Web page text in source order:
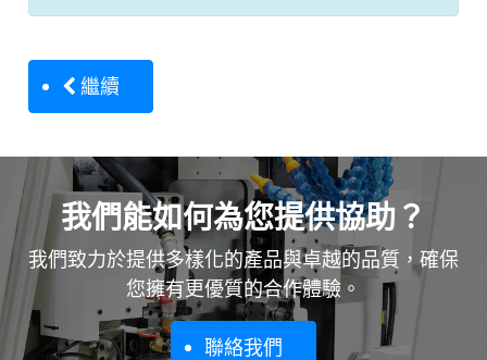
繼續
我們能如何為您提供協助？
我們致力於提供多樣化的產品與卓越的品質，確保
您擁有更優質的合作體驗。
聯絡我們